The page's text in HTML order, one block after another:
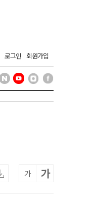
로그인 회원가입
가 가